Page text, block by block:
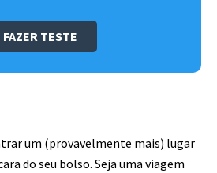
FAZER TESTE
um (provavelmente mais) lugar
do seu bolso. Seja uma viagem